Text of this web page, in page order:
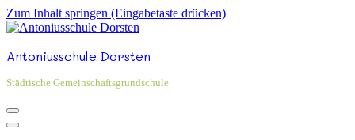
Zum Inhalt springen (Eingabetaste drücken)
Antoniusschule Dorsten
Städtische Gemeinschaftsgrundschule